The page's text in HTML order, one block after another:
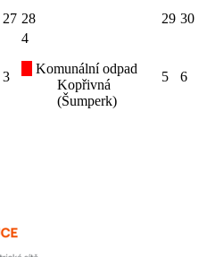
27 28 29 30
3
4
Komunální odpad
Kopřivná
(Šumperk)
5 6